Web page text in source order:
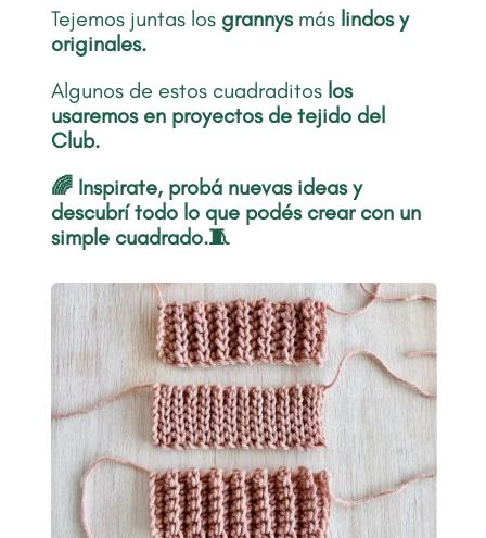
Tejemos juntas los grannys más lindos y
originales.
Algunos de estos cuadraditos los
usaremos en proyectos de tejido del
Club.
🌈 Inspirate, probá nuevas ideas y
descubrí todo lo que podés crear con un
simple cuadrado.🧵